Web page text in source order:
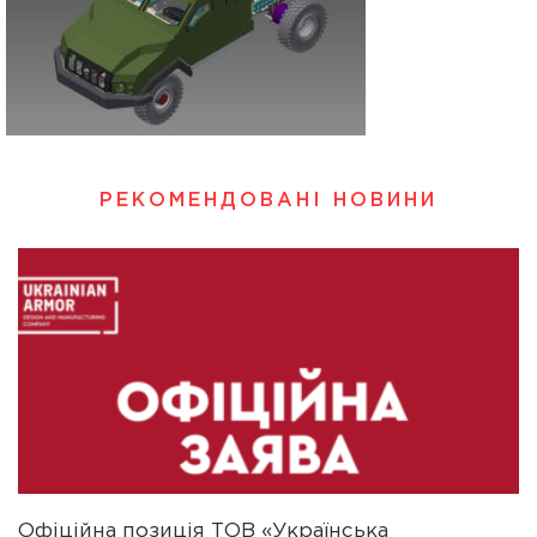
РЕКОМЕНДОВАНІ НОВИНИ
Офіційна позиція ТОВ «Українська